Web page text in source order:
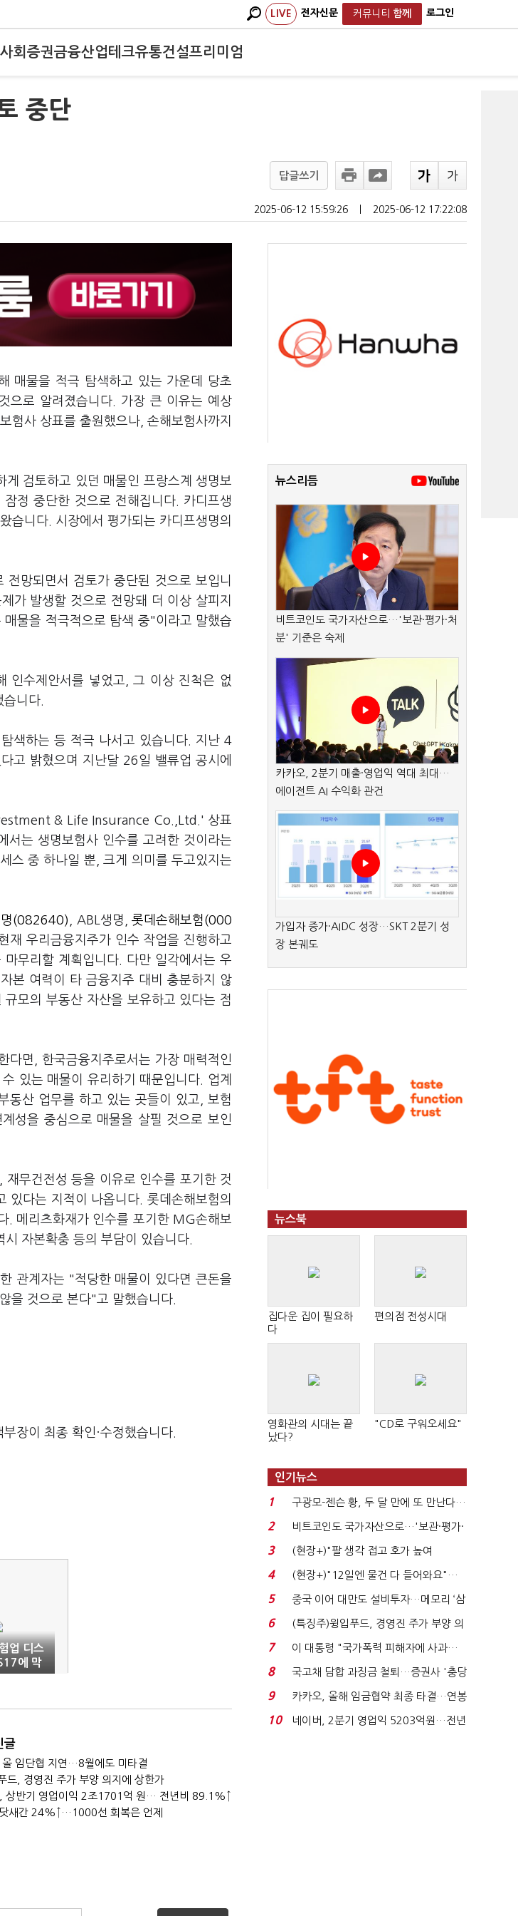
LIVE 전자신문 커뮤니티 함께 로그인
사회 증권금융산업테크유통건설프리미엄
중단
답글쓰기
2025-06-12 15:59:26 2025-06-12 17:22:08
매물을 적극 탐색하고 있는 가운데 당초
으로 알려졌습니다. 가장 큰 이유는 예상
험사 상표를 출원했으나, 손해보험사까지
검토하고 있던 매물인 프랑스계 생명보
정 중단한 것으로 전해집니다. 카디프생
습니다. 시장에서 평가되는 카디프생명의
망되면서 검토가 중단된 것으로 보입니
가 발생할 것으로 전망돼 더 이상 살피지
물을 적극적으로 탐색 중"이라고 말했습
인수제안서를 넣었고, 그 이상 진척은 없
니다.
색하는 등 적극 나서고 있습니다. 지난 4
고 밝혔으며 지난달 26일 밸류업 공시에
& Life Insurance Co.,Ltd.' 상표
서는 생명보험사 인수를 고려한 것이라는
스 중 하나일 뿐, 크게 의미를 두고있지는
명(082640) , ABL생명,롯데손해보험(000
재 우리금융지주가 인수 작업을 진행하고
무리할 계획입니다. 다만 일각에서는 우
본 여력이 타 금융지주 대비 충분하지 않
모의 부동산 자산을 보유하고 있다는 점
다면, 한국금융지주로서는 가장 매력적인
있는 매물이 유리하기 때문입니다. 업계
동산 업무를 하고 있는 곳들이 있고, 보험
성을 중심으로 매물을 살필 것으로 보인
무건전성 등을 이유로 인수를 포기한 것
있다는 지적이 나옵니다. 롯데손해보험의
. 메리츠화재가 인수를 포기한 MG손해보
자본확충 등의 부담이 있습니다.
관계자는 "적당한 매물이 있다면 큰돈을
을 것으로 본다"고 말했습니다.
장이 최종 확인·수정했습니다.
업 디스
에 막
불가피
글
올 임단협 지연…8월에도 미타결
드, 경영진 주가 부양 의지에 상한가
, 상반기 영업이익 2조1701억 원… 전년비 89.1%↑
새간 24%↑…1000선 회복은 언제
뉴스리듬
비트코인도 국가자산으로…'보관·평가·처
분' 기준은 숙제
카카오, 2분기 매출·영업익 역대 최대…
에이전트 AI 수익화 관건
가입자 증가·AIDC 성장…SKT 2분기 성
장 본궤도
뉴스북
집다운 집이 필요하
다
편의점 전성시대
영화관의 시대는 끝
났다?
"CD로 구워오세요"
인기뉴스
1
구광모-젠슨 황, 두 달 만에 또 만난다…
로봇·AI 등 논...
2
비트코인도 국가자산으로…'보관·평가·
처분' 기준은 ...
3
(현장+)"팔 생각 접고 호가 높여
요"…'덜 똘똘한 한 채' 20...
4
(현장+)"12일엔 물건 다 들어와요"…
빈 매대 채우며 문 연 ...
5
중국 이어 대만도 설비투자…메모리 ‘삼
국전쟁’
6
(특징주)윙입푸드, 경영진 주가 부양 의
지에 상한가...
7
이 대통령 "국가폭력 피해자에 사과…
적극적 조사로 진...
8
국고채 담합 과징금 철퇴…증권사 '충당
금 폭탄' 우려...
9
카카오, 올해 임금협약 최종 타결…연봉
6.3% 인상·격려...
10
네이버, 2분기 영업익 5203억원…전년